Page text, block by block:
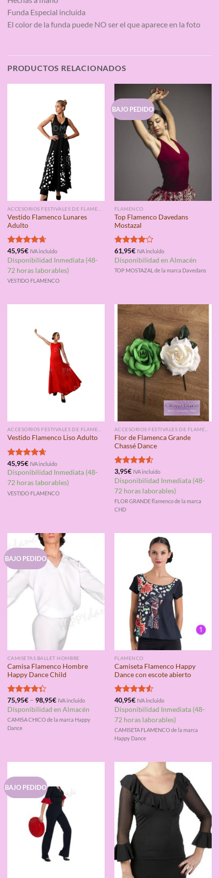
Funda Especial incluida
El color de la funda puede NO ser el que aparece en la foto
PRODUCTOS RELACIONADOS
Vestido Flamenco Lunares
Adulto
Valorado
con4.67
de 5
45,95€ IVA incluido
Disponibilidad Inmediata (48-
72 horas laborables)
VESTIDO FLAMENCO
BAJO PEDIDO
FLAMENCO
Top Flamenco Davedans
Mostazal
Valorado
con4.00
61,95€ IVA incluido
Disponibilidad en Almacén
TOP MOSTAZAL de la marca Davedans
Vestido Flamenco Liso Adulto
Valorado
con4.67
de 5
45,95€ IVA incluido
Disponibilidad Inmediata (48-
72 horas laborables)
VESTIDO FLAMENCO
Flor de Flamenca Grande
Chassé Dance
Valorado
con4.50
de 5
3,95€ IVA incluido
Disponibilidad Inmediata (48-
72 horas laborables)
FLOR GRANDE flamenco de la marca
CHD
BAJO PEDIDO
CAMISETAS BALLET HOMBRE
Camisa Flamenco Hombre
Happy Dance Child
Valorado
con4.33
75,95€– 98,95€ IVA incluido
Disponibilidad en Almacén
CAMISA CHICO de la marca Happy
Dance
FLAMENCO
Camiseta Flamenco Happy
Dance con escote abierto
Valorado
con4.50
de 5
40,95€ IVA incluido
Disponibilidad Inmediata (48-
72 horas laborables)
CAMISETA FLAMENCO de la marca
Happy Dance
BAJO PEDIDO